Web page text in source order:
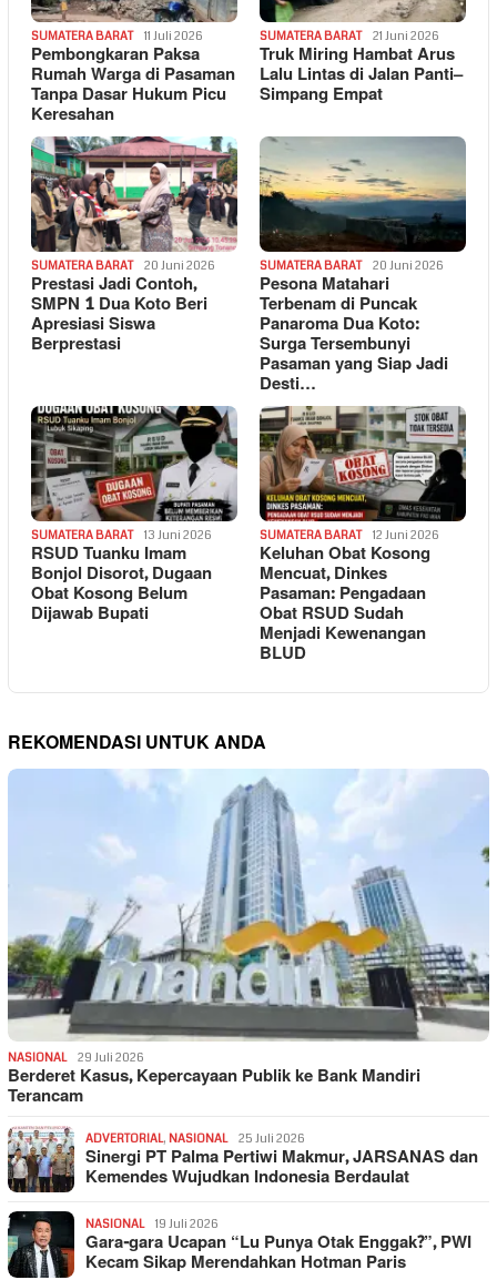
SUMATERA BARAT 11 Juli 2026
Pembongkaran Paksa
Rumah Warga di Pasaman
Tanpa Dasar Hukum Picu
Keresahan
SUMATERA BARAT 21 Juni 2026
Truk Miring Hambat Arus
Lalu Lintas di Jalan Panti–
Simpang Empat
SUMATERA BARAT 20 Juni 2026
Prestasi Jadi Contoh,
SMPN 1 Dua Koto Beri
Apresiasi Siswa
Berprestasi
SUMATERA BARAT 20 Juni 2026
Pesona Matahari
Terbenam di Puncak
Panaroma Dua Koto:
Surga Tersembunyi
Pasaman yang Siap Jadi
Desti…
SUMATERA BARAT 13 Juni 2026
RSUD Tuanku Imam
Bonjol Disorot, Dugaan
Obat Kosong Belum
Dijawab Bupati
SUMATERA BARAT 12 Juni 2026
Keluhan Obat Kosong
Mencuat, Dinkes
Pasaman: Pengadaan
Obat RSUD Sudah
Menjadi Kewenangan
BLUD
REKOMENDASI UNTUK ANDA
NASIONAL 29 Juli 2026
Berderet Kasus, Kepercayaan Publik ke Bank Mandiri
Terancam
ADVERTORIAL, NASIONAL 25 Juli 2026
Sinergi PT Palma Pertiwi Makmur, JARSANAS dan
Kemendes Wujudkan Indonesia Berdaulat
NASIONAL 19 Juli 2026
Gara-gara Ucapan “Lu Punya Otak Enggak?”, PWI
Kecam Sikap Merendahkan Hotman Paris